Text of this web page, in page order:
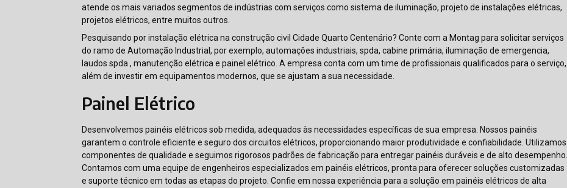
atende os mais variados segmentos de indústrias com serviços como sistema de iluminação, projeto de instalações elétricas,
projetos elétricos, entre muitos outros.
Pesquisando por instalação elétrica na construção civil Cidade Quarto Centenário? Conte com a Montag para solicitar serviços
do ramo de Automação Industrial, por exemplo, automações industriais, spda, cabine primária, iluminação de emergencia,
laudos spda , manutenção elétrica e painel elétrico. A empresa conta com um time de profissionais qualificados para o serviço,
além de investir em equipamentos modernos, que se ajustam a sua necessidade.
Painel Elétrico
Desenvolvemos painéis elétricos sob medida, adequados às necessidades específicas de sua empresa. Nossos painéis
garantem o controle eficiente e seguro dos circuitos elétricos, proporcionando maior produtividade e confiabilidade. Utilizamos
componentes de qualidade e seguimos rigorosos padrões de fabricação para entregar painéis duráveis e de alto desempenho.
Contamos com uma equipe de engenheiros especializados em painéis elétricos, pronta para oferecer soluções customizadas
e suporte técnico em todas as etapas do projeto. Confie em nossa experiência para a solução em painéis elétricos de alta